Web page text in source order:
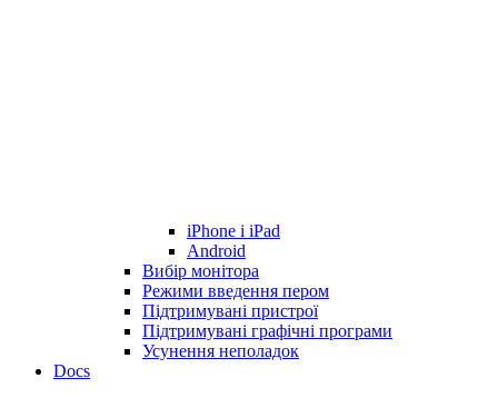
iPhone і iPad
Android
Вибір монітора
Режими введення пером
Підтримувані пристрої
Підтримувані графічні програми
Усунення неполадок
Docs